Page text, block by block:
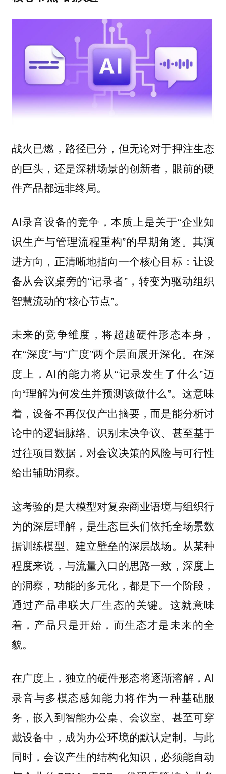
战火已燃，路径已分，但无论对于押注生态
的巨头，还是深耕场景的创新者，眼前的硬
件产品都远非终局。
AI录音设备的竞争，本质上是关于“企业知
识生产与管理流程重构”的早期角逐。其演
进方向，正清晰地指向一个核心目标：让设
备从会议桌旁的“记录者”，转变为驱动组织
智慧流动的“核心节点”。
未来的竞争维度，将超越硬件形态本身，
在“深度”与“广度”两个层面展开深化。在深
度上，AI的能力将从“记录发生了什么”迈
向“理解为何发生并预测该做什么”。这意味
着，设备不再仅仅产出摘要，而是能分析讨
论中的逻辑脉络、识别未决争议、甚至基于
过往项目数据，对会议决策的风险与可行性
给出辅助洞察。
这考验的是大模型对复杂商业语境与组织行
为的深层理解，是生态巨头们依托全场景数
据训练模型、建立壁垒的深层战场。从某种
程度来说，与流量入口的思路一致，深度上
的洞察，功能的多元化，都是下一个阶段，
通过产品串联大厂生态的关键。这就意味
着，产品只是开始，而生态才是未来的全
貌。
在广度上，独立的硬件形态将逐渐溶解，AI
录音与多模态感知能力将作为一种基础服
务，嵌入到智能办公桌、会议室、甚至可穿
戴设备中，成为办公环境的默认定制。与此
同时，会议产生的结构化知识，必须能自动